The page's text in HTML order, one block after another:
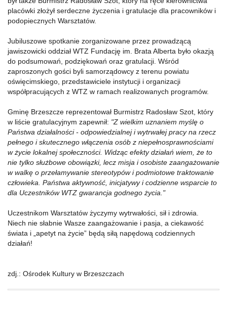
placówki złożył serdeczne życzenia i gratulacje dla pracowników i
podopiecznych Warsztatów.
Jubiluszowe spotkanie zorganizowane przez prowadzącą
jawiszowicki oddział WTZ Fundację im. Brata Alberta było okazją
do podsumowań, podziękowań oraz gratulacji. Wśród
zaproszonych gości byli samorządowcy z terenu powiatu
oświęcimskiego, przedstawiciele instytucji i organizacji
współpracujących z WTZ w ramach realizowanych programów.
Gminę Brzeszcze reprezentował Burmistrz Radosław Szot, który
w liście gratulacyjnym zapewnił: "Z wielkim uznaniem myślę o
Państwa działalności - odpowiedzialnej i wytrwałej pracy na rzecz
pełnego i skutecznego włączenia osób z niepełnosprawnościami
w życie lokalnej społeczności. Widząc efekty działań wiem, że to
nie tylko służbowe obowiązki, lecz misja i osobiste zaangażowanie
w walkę o przełamywanie stereotypów i podmiotowe traktowanie
człowieka. Państwa aktywność, inicjatywy i codzienne wsparcie to
dla Uczestników WTZ gwarancja godnego życia."
Uczestnikom Warsztatów życzymy wytrwałości, sił i zdrowia.
Niech nie słabnie Wasze zaangażowanie i pasja, a ciekawość
świata i „apetyt na życie” będą siłą napędową codziennych
działań!
zdj.: Ośrodek Kultury w Brzeszczach